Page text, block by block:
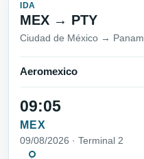
IDA
MEX → PTY
Ciudad de México →
Aeromexico
09:05
MEX
09/08/2026 · Terminal 2